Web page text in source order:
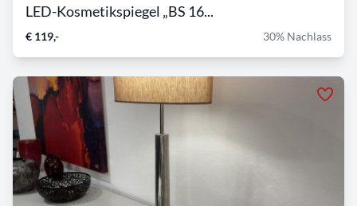
LED-Kosmetikspiegel „BS 16...
€ 119,- 30% Nachlass